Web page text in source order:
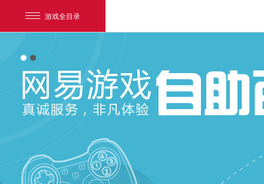
游戏全目录
网易游戏
游戏爱好者